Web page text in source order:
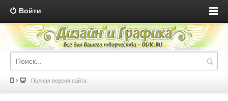
Войти
Полная версия сайта